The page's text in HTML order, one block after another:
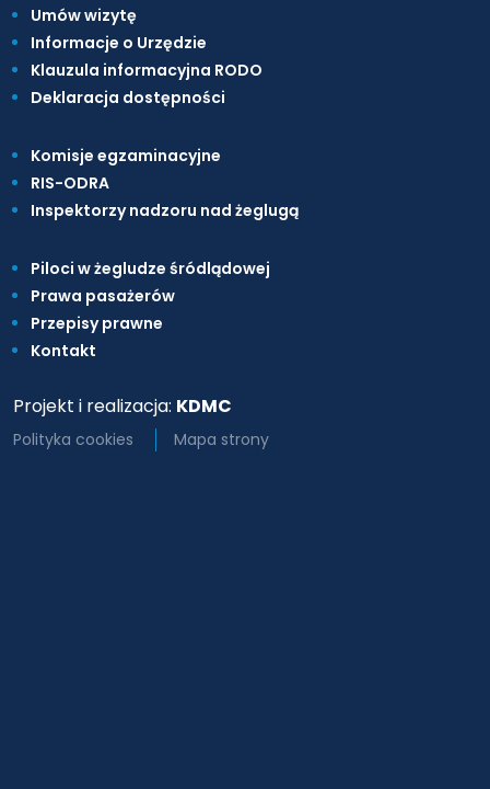
Umów wizytę
Informacje o Urzędzie
Klauzula informacyjna RODO
Deklaracja dostępności
Komisje egzaminacyjne
RIS-ODRA
Inspektorzy nadzoru nad żeglugą
Piloci w żegludze śródlądowej
Prawa pasażerów
Przepisy prawne
Kontakt
Projekt i realizacja: KDMC
Polityka cookies Mapa strony